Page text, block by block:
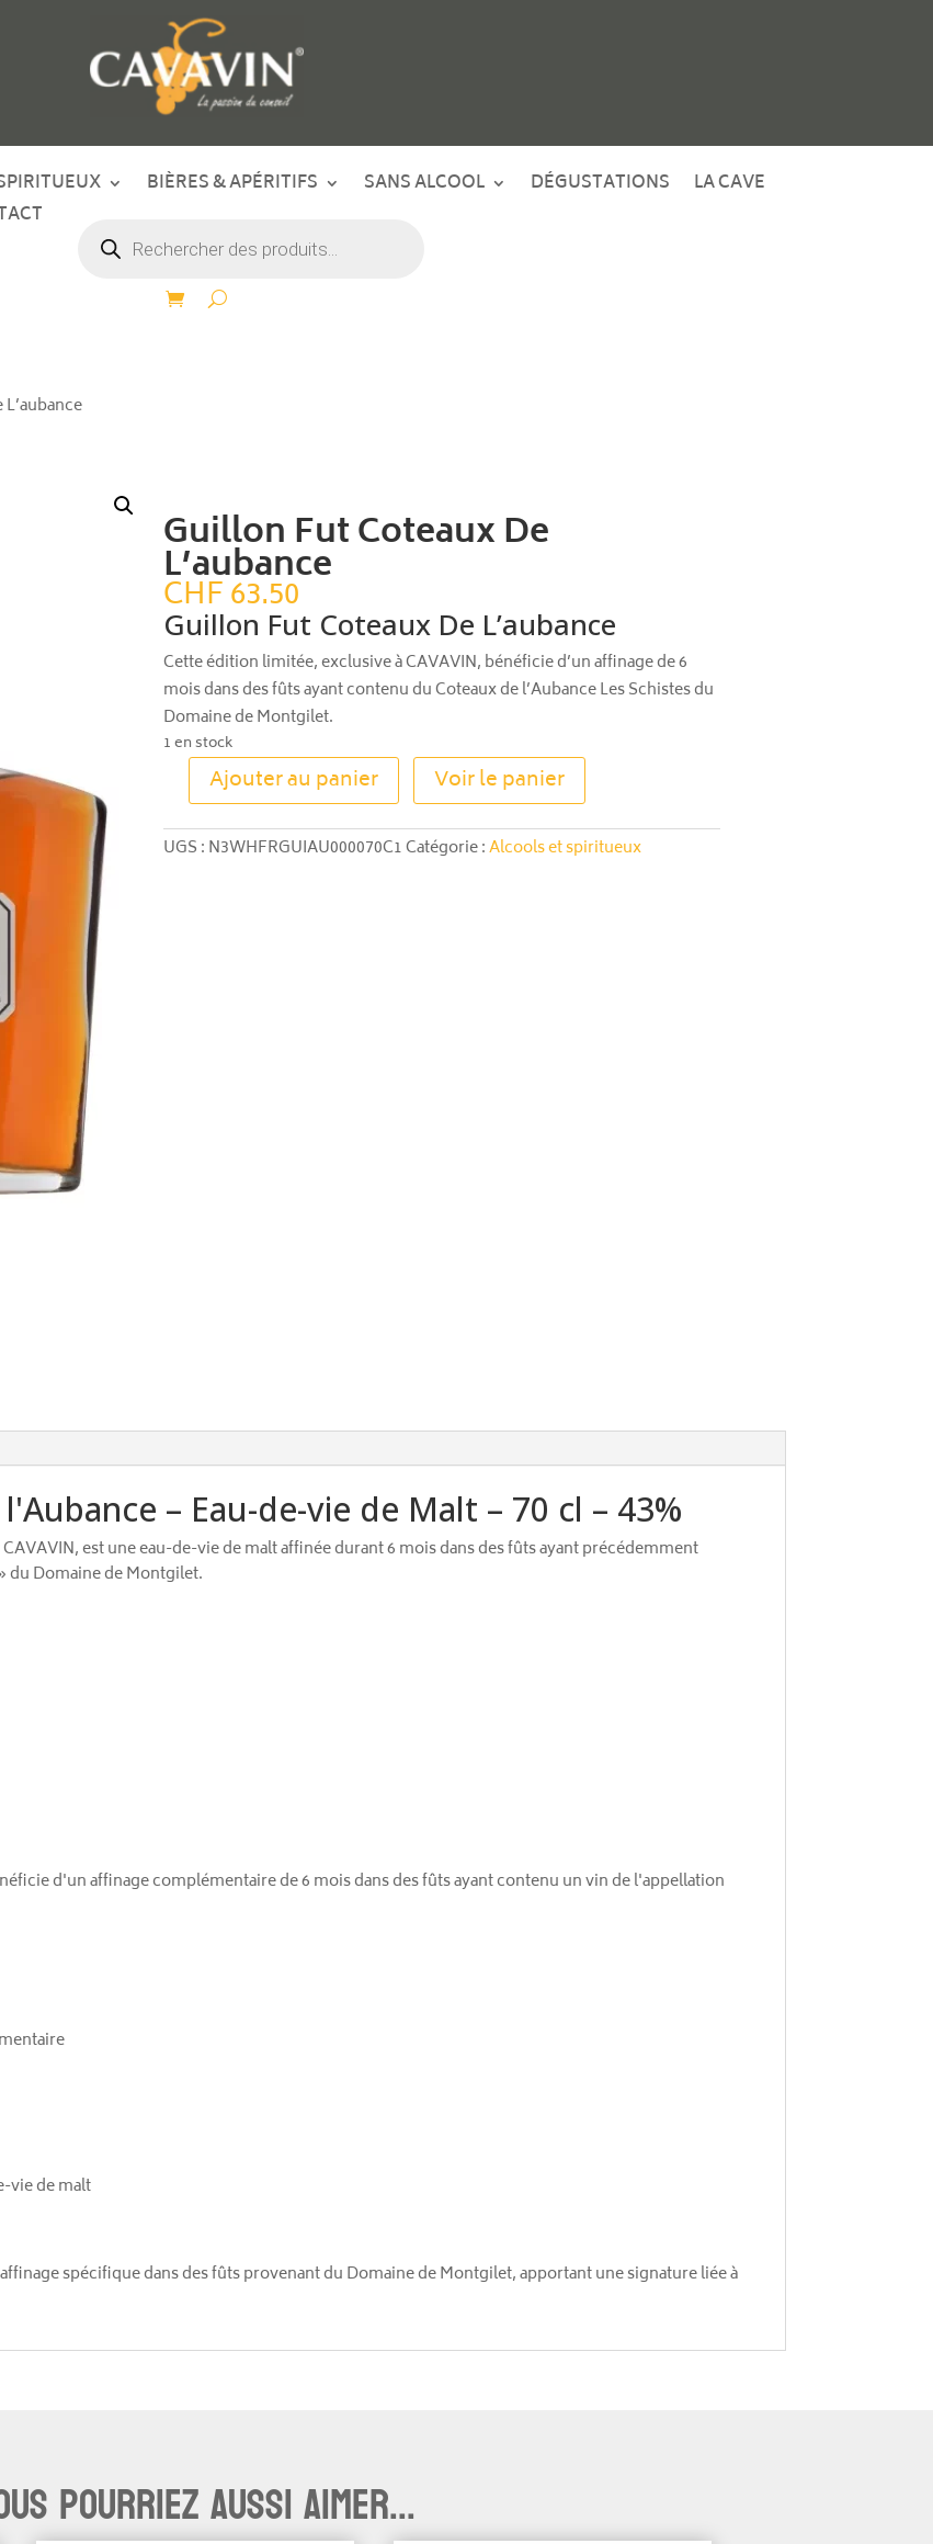
BIÈRES & APÉRITIFS SANS ALCOOL DÉGUSTATIONS
LA CAVE
produits
Guillon Fut Coteaux De
L’aubance
CHF63.50
Guillon Fut Coteaux De L’aubance
Cette édition limitée, exclusive à CAVAVIN, bénéficie d’un affinage de 6
mois dans des fûts ayant contenu du Coteaux de l’Aubance Les Schistes du
Domaine de Montgilet.
1 en stock
quantité
Guillon
Ajouter au panier Voir le panier
e
UGS : N3WHFRGUIAU000070C1Catégorie :Alcools et spiritueux
– Eau-de-vie de Malt – 70 cl – 43%
est une eau-de-vie de malt affinée durant 6 mois dans des fûts ayant précédemment
du Domaine de Montgilet.
d'un affinage complémentaire de 6 mois dans des fûts ayant contenu un vin de l'appellation
vie de malt
spécifique dans des fûts provenant du Domaine de Montgilet, apportant une signature liée à
pourriez aussi aimer...